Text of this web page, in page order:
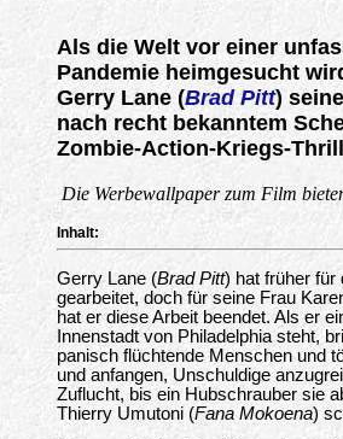
Als die Welt vor einer
Pandemie heimgesucht
Gerry Lane (Brad Pitt)
nach recht bekanntem
Zombie-Action-Kriegs-
Die Werbewallpaper zum Film
Inhalt:
Gerry Lane (Brad Pitt) hat früher für
gearbeitet, doch für seine Frau
hat er diese Arbeit beendet. Als er
Innenstadt von Philadelphia steht,
panisch flüchtende Menschen und
und anfangen, Unschuldige
Zuflucht, bis ein Hubschrauber sie
Thierry Umutoni (Fana Mokoena)